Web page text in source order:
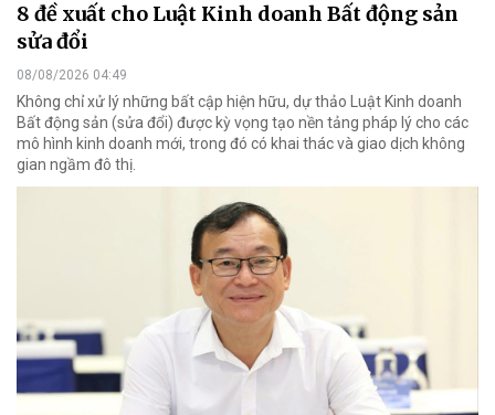
8 đề xuất cho Luật Kinh doanh Bất động sản
sửa đổi
08/08/2026 04:49
Không chỉ xử lý những bất cập hiện hữu, dự thảo Luật Kinh doanh
Bất động sản (sửa đổi) được kỳ vọng tạo nền tảng pháp lý cho các
mô hình kinh doanh mới, trong đó có khai thác và giao dịch không
gian ngầm đô thị.